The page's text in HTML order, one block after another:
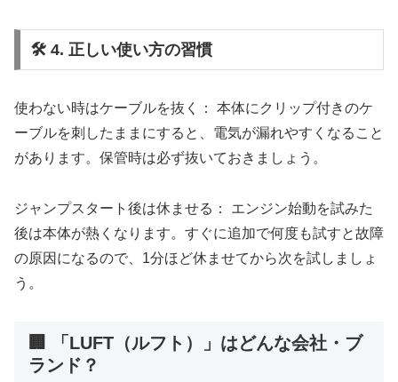
🛠️ 4. 正しい使い方の習慣
使わない時はケーブルを抜く： 本体にクリップ付きのケ
ーブルを刺したままにすると、電気が漏れやすくなること
があります。保管時は必ず抜いておきましょう。
ジャンプスタート後は休ませる： エンジン始動を試みた
後は本体が熱くなります。すぐに追加で何度も試すと故障
の原因になるので、1分ほど休ませてから次を試しましょ
う。
🏢 「LUFT（ルフト）」はどんな会社・ブ
ランド？